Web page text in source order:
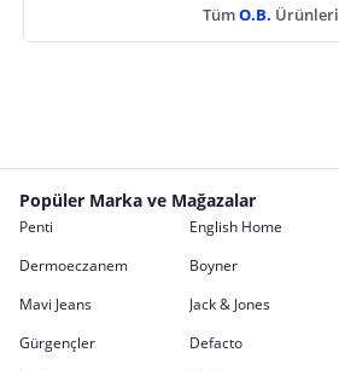
TümO.B. Ürünleri
Popüler Marka ve Mağazalar
Penti English Home
Dermoeczanem
Boyner
Mavi Jeans
Jack & Jones
Gürgençler
Defacto